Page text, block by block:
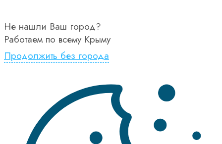
Не нашли Ваш город?
Работаем по всему Крыму
Продолжить без города